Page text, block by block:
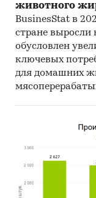
маркетплейсы,
по
животных,
Market, а
товаров для
продажам и
использовать
Финансовые
Показатели
Необходимые
животного
BusinesStat в
стране выросли
обусловлен
ключевых
для домашних